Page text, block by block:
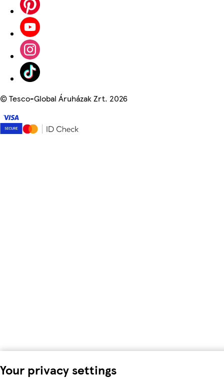
Your privacy settings
©Tesco-Global Áruházak Zrt. 2026